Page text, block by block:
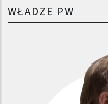
WŁADZE PW